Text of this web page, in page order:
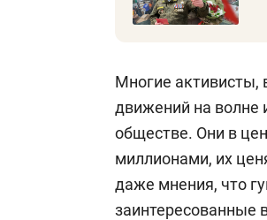
Многие активисты,
движений на волне
обществе. Они в
миллионами, их
даже мнения, что
заинтересованные